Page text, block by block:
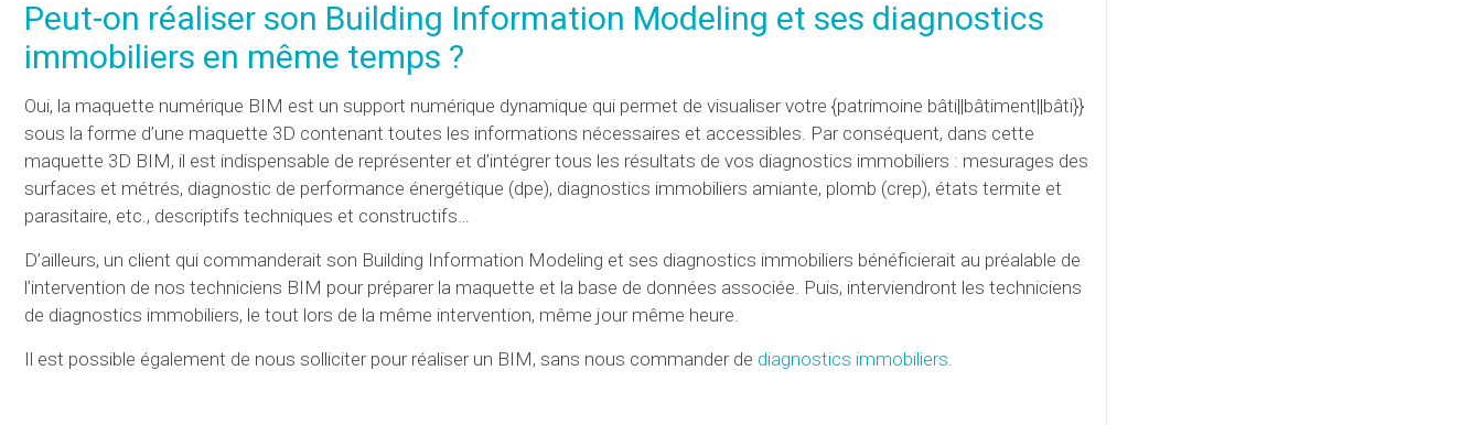
Peut-on réaliser son Building Information Modeling et ses diagnostics
immobiliers en même temps ?
Oui, la maquette numérique BIM est un support numérique dynamique qui permet de visualiser votre {patrimoine bâti||bâtiment||bâti}}
sous la forme d’une maquette 3D contenant toutes les informations nécessaires et accessibles. Par conséquent, dans cette
maquette 3D BIM, il est indispensable de représenter et d’intégrer tous les résultats de vos diagnostics immobiliers : mesurages des
surfaces et métrés, diagnostic de performance énergétique (dpe), diagnostics immobiliers amiante, plomb (crep), états termite et
parasitaire, etc., descriptifs techniques et constructifs…
D’ailleurs, un client qui commanderait son Building Information Modeling et ses diagnostics immobiliers bénéficierait au préalable de
l’intervention de nos techniciens BIM pour préparer la maquette et la base de données associée. Puis, interviendront les techniciens
de diagnostics immobiliers, le tout lors de la même intervention, même jour même heure.
Il est possible également de nous solliciter pour réaliser un BIM, sans nous commander de diagnostics immobiliers.